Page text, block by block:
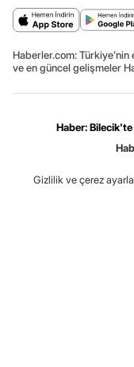
Haberler.com:
ve en güncel gelişmeler
Haber:
Gizlilik ve çerez